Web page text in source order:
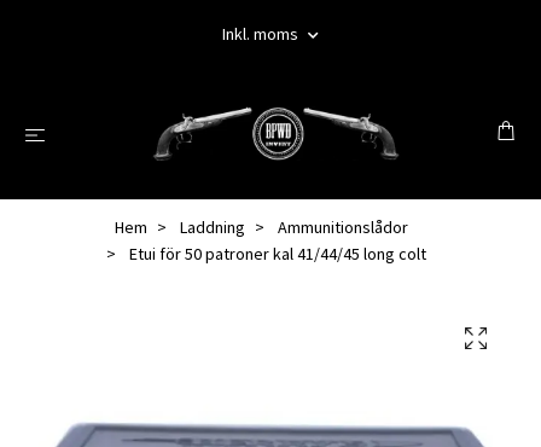
Inkl. moms
Hem Laddning
Ammunitionslådor
Etui för 50 patroner kal 41/44/45 long colt